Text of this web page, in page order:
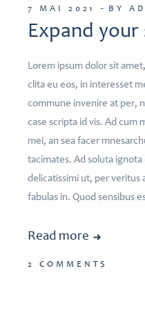
7 MAI 2021 BY
Expand your
Lorem ipsum dolor sit
clita eu eos, in interesset
commune invenire at per,
case scripta id vis. Ad cum
mei, an sea facer
tacimates. Ad soluta
delicatissimi ut, per veritus
fabulas in. Quod sensibus
Read more
2 COMMENTS